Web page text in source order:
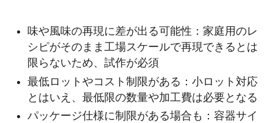
味や風味の再現に差が出る可能性：家庭用のレ
シピがそのまま工場スケールで再現できるとは
限らないため、試作が必須
最低ロットやコスト制限がある：小ロット対応
とはいえ、最低限の数量や加工費は必要となる
パッケージ仕様に制限がある場合も：容器サイ